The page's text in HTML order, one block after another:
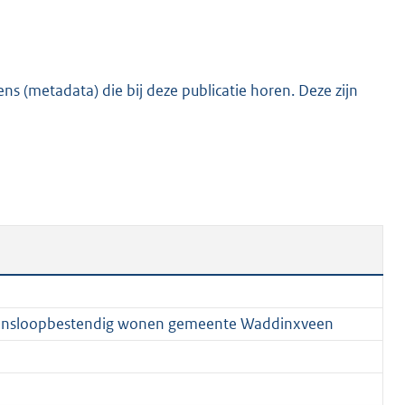
M
(metadata) die bij deze publicatie horen. Deze zijn
wonen gemeente Waddinxveen